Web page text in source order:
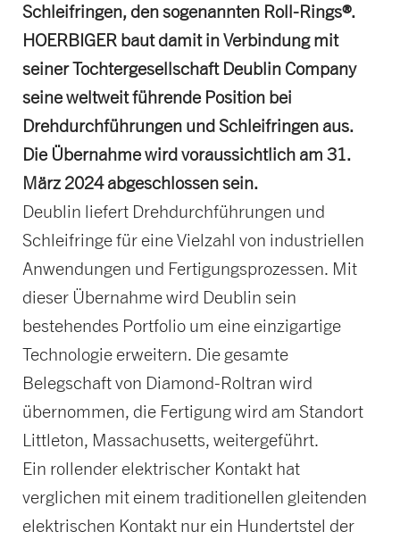
Schleifringen, den sogenannten Roll-Rings®.
HOERBIGER baut damit in Verbindung mit
seiner Tochtergesellschaft Deublin Company
seine weltweit führende Position bei
Drehdurchführungen und Schleifringen aus.
Die Übernahme wird voraussichtlich am 31.
März 2024 abgeschlossen sein.
Deublin liefert Drehdurchführungen und
Schleifringe für eine Vielzahl von industriellen
Anwendungen und Fertigungsprozessen. Mit
dieser Übernahme wird Deublin sein
bestehendes Portfolio um eine einzigartige
Technologie erweitern. Die gesamte
Belegschaft von Diamond-Roltran wird
übernommen, die Fertigung wird am Standort
Littleton, Massachusetts, weitergeführt.
Ein rollender elektrischer Kontakt hat
verglichen mit einem traditionellen gleitenden
elektrischen Kontakt nur ein Hundertstel der